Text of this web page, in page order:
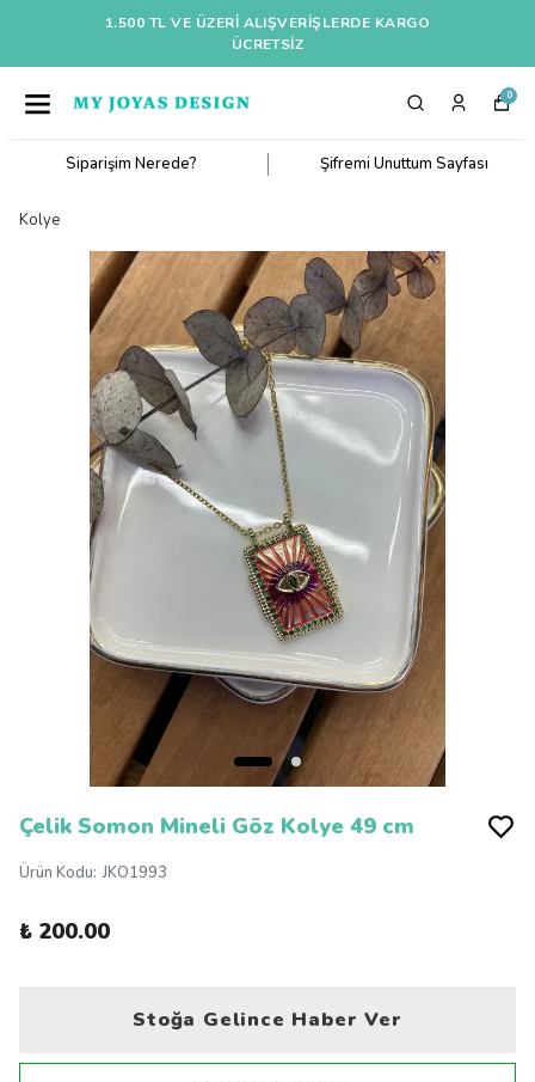
1.500 TL VE ÜZERI ALIŞVERIŞLERDE KARGO
ÜCRETSİZ
0
Siparişim Nerede? Şifremi Unuttum Sayfası
Kolye
Çelik Somon Mineli Göz Kolye 49 cm
Ürün Kodu: JKO1993
₺ 200.00
Stoğa Gelince Haber Ver